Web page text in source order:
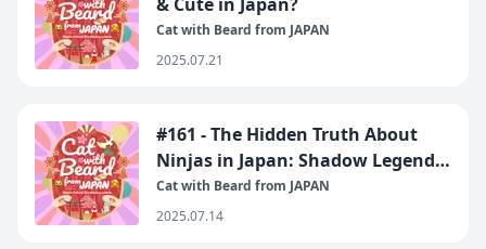
Cat with Beard from JAPAN
2025.07.21
#161 - The Hidden Truth About
Ninjas in Japan: Shadow Legends
or Overhyped Cosplayers?
Cat with Beard from JAPAN
2025.07.14